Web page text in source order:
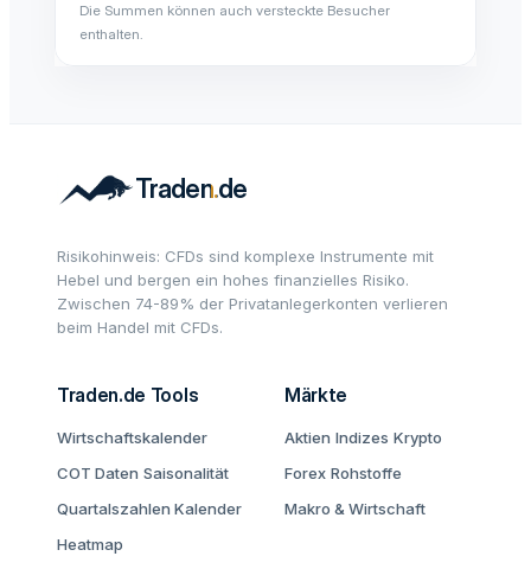
Die Summen können auch versteckte Besucher
enthalten.
Risikohinweis: CFDs sind komplexe Instrumente mit
Hebel und bergen ein hohes finanzielles Risiko.
Zwischen 74-89% der Privatanlegerkonten verlieren
beim Handel mit CFDs.
Traden.de Tools
Wirtschaftskalender
COT Daten Saisonalität
Quartalszahlen Kalender
Heatmap
Märkte
Aktien Indizes Krypto
Forex Rohstoffe
Makro & Wirtschaft